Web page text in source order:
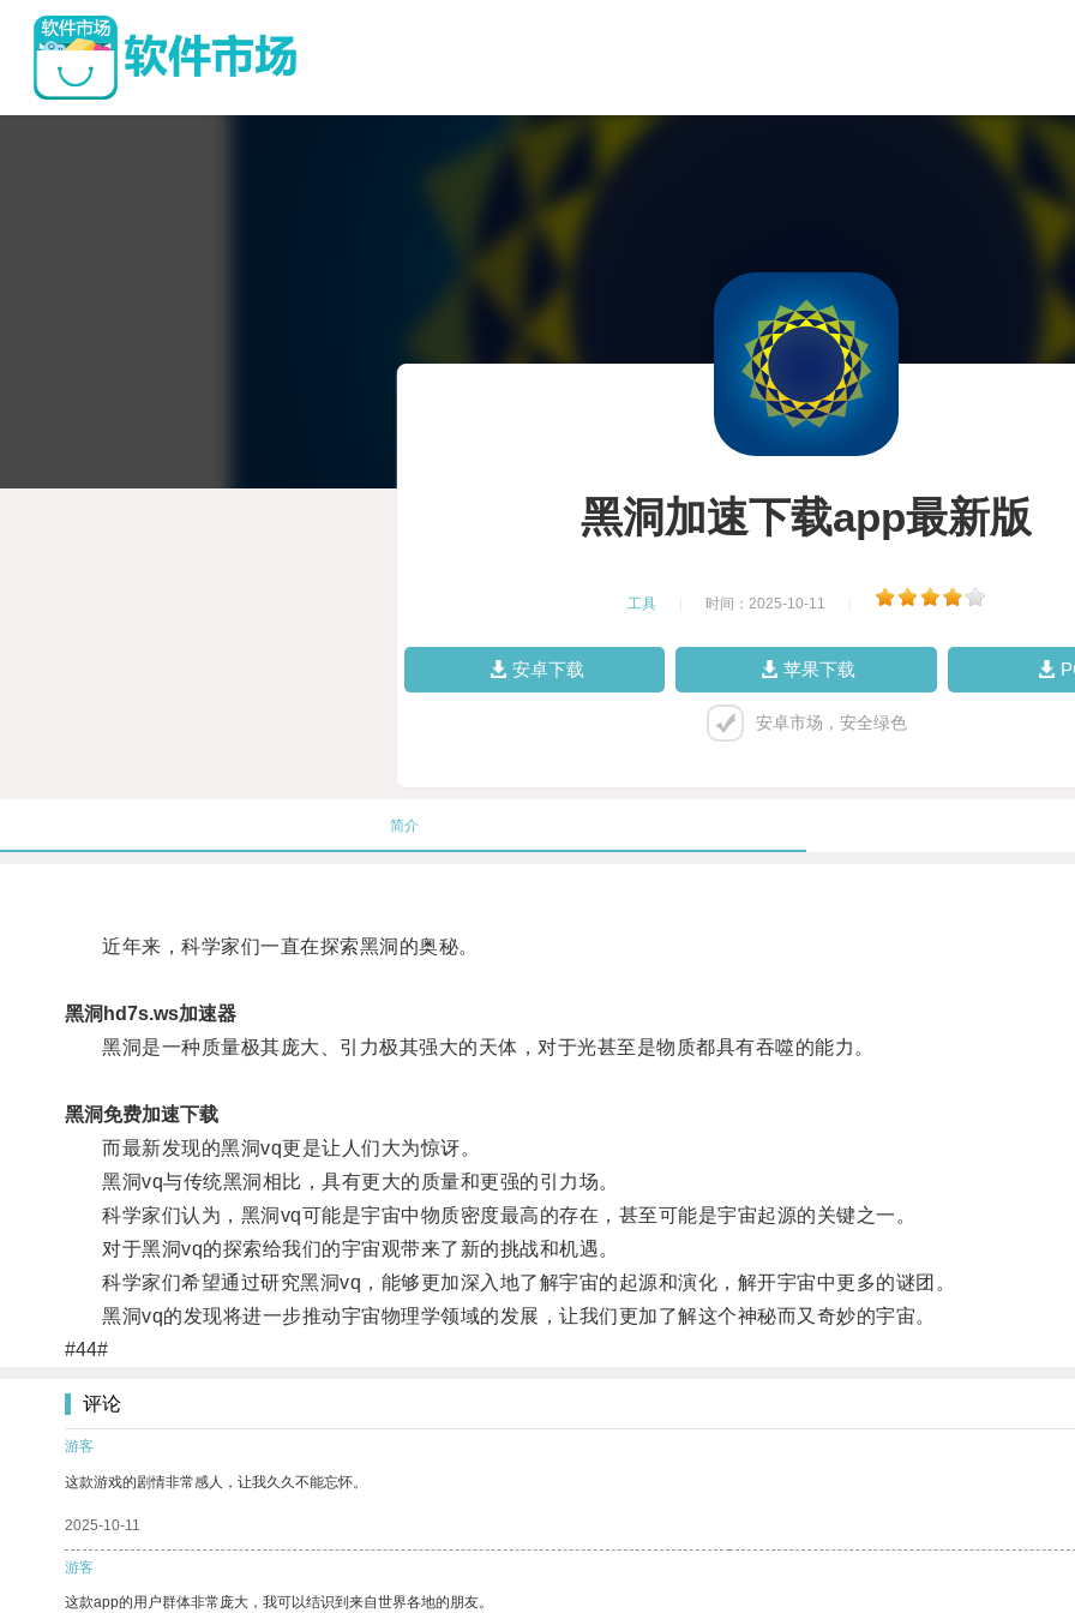
黑洞加速下载app最新版
工具 时间：2025-10-11
安卓下载 苹果下载
安卓市场，安全绿色
简介
近年来，科学家们一直在探索黑洞的奥秘。
黑洞hd7s.ws加速器
黑洞是一种质量极其庞大、引力极其强大的天体，对于光甚至是物质都具有吞噬的能力。
黑洞免费加速下载
而最新发现的黑洞vq更是让人们大为惊讶。
黑洞vq与传统黑洞相比，具有更大的质量和更强的引力场。
科学家们认为，黑洞vq可能是宇宙中物质密度最高的存在，甚至可能是宇宙起源的关键之一。
对于黑洞vq的探索给我们的宇宙观带来了新的挑战和机遇。
科学家们希望通过研究黑洞vq，能够更加深入地了解宇宙的起源和演化，解开宇宙中更多的谜团。
黑洞vq的发现将进一步推动宇宙物理学领域的发展，让我们更加了解这个神秘而又奇妙的宇宙。
#44#
评论
游客
这款游戏的剧情非常感人，让我久久不能忘怀。
2025-10-11
游客
这款app的用户群体非常庞大，我可以结识到来自世界各地的朋友。